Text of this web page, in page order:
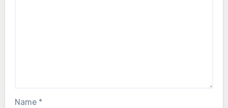
Name *